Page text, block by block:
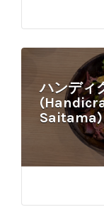
ハンディ
Saitama)